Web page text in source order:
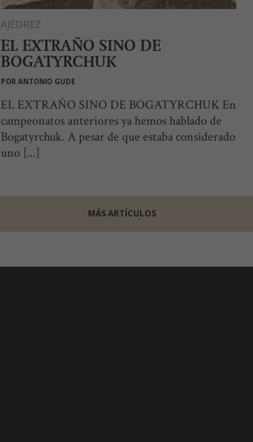
AJEDREZ
EL EXTRAÑO SINO DE
BOGATYRCHUK
POR ANTONIO GUDE
EL EXTRAÑO SINO DE BOGATYRCHUK En
campeonatos anteriores ya hemos hablado de
Bogatyrchuk. A pesar de que estaba considerado
uno [...]
MÁS ARTÍCULOS